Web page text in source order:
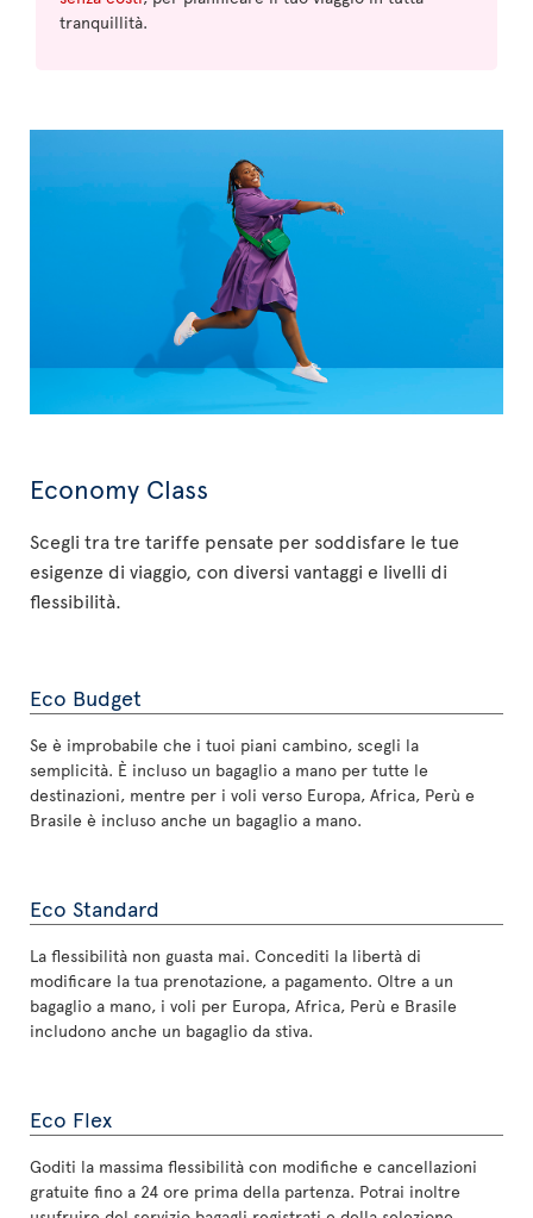
tranquillità.
Economy Class
Scegli tra tre tariffe pensate per soddisfare le tue
esigenze di viaggio, con diversi vantaggi e livelli di
flessibilità.
Eco Budget
Se è improbabile che i tuoi piani cambino, scegli la
semplicità. È incluso un bagaglio a mano per tutte le
destinazioni, mentre per i voli verso Europa, Africa, Perù e
Brasile è incluso anche un bagaglio a mano.
Eco Standard
La flessibilità non guasta mai. Concediti la libertà di
modificare la tua prenotazione, a pagamento. Oltre a un
bagaglio a mano, i voli per Europa, Africa, Perù e Brasile
includono anche un bagaglio da stiva.
Eco Flex
Goditi la massima flessibilità con modifiche e cancellazioni
gratuite fino a 24 ore prima della partenza. Potrai inoltre